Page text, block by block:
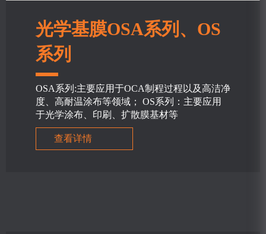
光学基膜OSA系列、OS
系列
OSA系列:主要应用于OCA制程过程以及高洁净
度、高耐温涂布等领域； OS系列：主要应用
于光学涂布、印刷、扩散膜基材等
查看详情